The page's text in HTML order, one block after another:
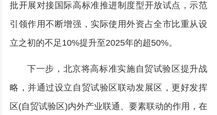
批开展对接国际高标准推进制度型开放试点，示范
引领作用不断增强，实际使用外资占全市比重从设
立之初的不足10%提升至2025年的超50%。
下一步，北京将高标准实施自贸试验区提升战
略，并通过设立自贸试验区联动发展区，更好发挥
区(自贸试验区)内外产业联通、要素联动的作用，在